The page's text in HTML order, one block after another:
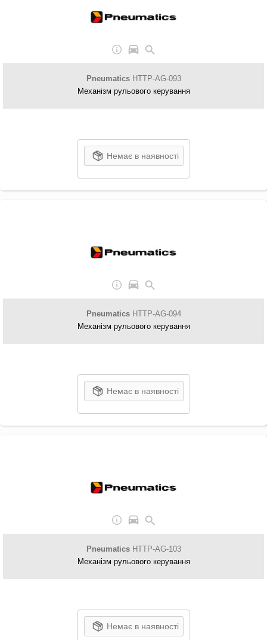
PneumaticsHTTP-AG-093
Механізм рульового керування
Немає в наявності
PneumaticsHTTP-AG-094
Механізм рульового керування
Немає в наявності
PneumaticsHTTP-AG-103
Механізм рульового керування
Немає в наявності